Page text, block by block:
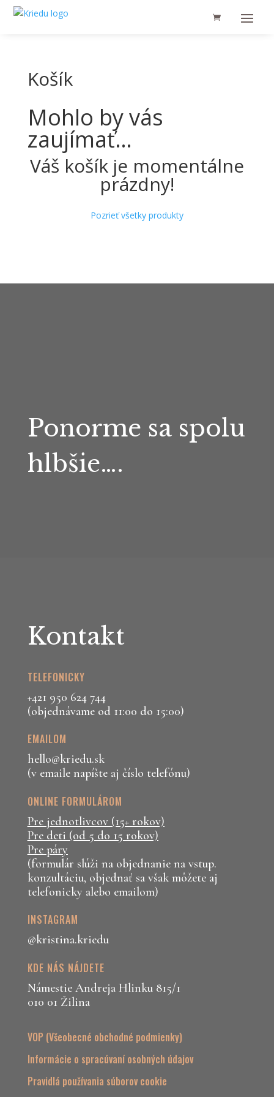
Košík
Mohlo by vás
zaujímať…
Váš košík je momentálne
prázdny!
Pozrieť všetky produkty
Ponorme sa spolu
hlbšie….
Kontakt
TELEFONICKY
+421 950 624 744
(objednávame od 11:00 do 15:00)
EMAILOM
hello@kriedu.sk
(v emaile napíšte aj číslo telefónu)
ONLINE FORMULÁROM
Pre jednotlivcov (15+ rokov)
Pre deti (od 5 do 15 rokov)
Pre páry
(formulár slúži na objednanie na vstup.
konzultáciu, objednať sa však môžete aj
telefonicky alebo emailom)
INSTAGRAM
@kristina.kriedu
KDE NÁS NÁJDETE
Námestie Andreja Hlinku 815/1
010 01 Žilina
VOP (Všeobecné obchodné podmienky)
Informácie o spracúvaní osobných údajov
Pravidlá používania súborov cookie